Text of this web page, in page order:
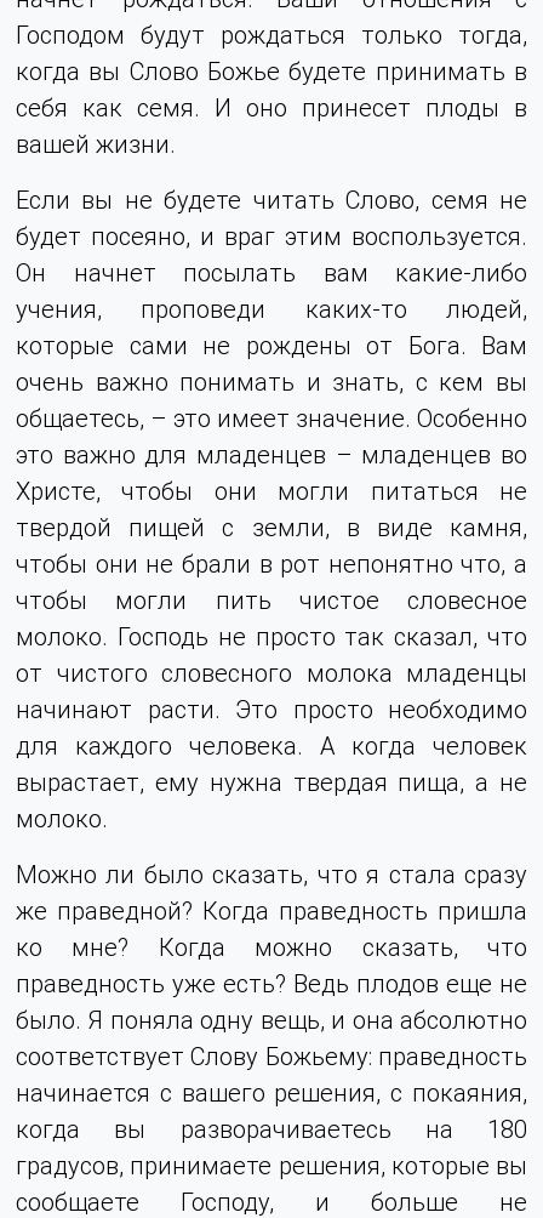
Господом будут рождаться только тогда,
когда вы Слово Божье будете принимать в
себя как семя. И оно принесет плоды в
вашей жизни.
Если вы не будете читать Слово, семя не
будет посеяно, и враг этим воспользуется.
Он начнет посылать вам какие-либо
учения, проповеди каких-то людей,
которые сами не рождены от Бога. Вам
очень важно понимать и знать, с кем вы
общаетесь, – это имеет значение. Особенно
это важно для младенцев – младенцев во
Христе, чтобы они могли питаться не
твердой пищей с земли, в виде камня,
чтобы они не брали в рот непонятно что, а
чтобы могли пить чистое словесное
молоко. Господь не просто так сказал, что
от чистого словесного молока младенцы
начинают расти. Это просто необходимо
для каждого человека. А когда человек
вырастает, ему нужна твердая пища, а не
молоко.
Можно ли было сказать, что я стала сразу
же праведной? Когда праведность пришла
ко мне? Когда можно сказать, что
праведность уже есть? Ведь плодов еще не
было. Я поняла одну вещь, и она абсолютно
соответствует Слову Божьему: праведность
начинается с вашего решения, с покаяния,
когда вы разворачиваетесь на 180
градусов, принимаете решения, которые вы
сообщаете Господу, и больше не